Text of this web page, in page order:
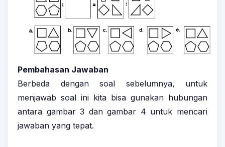
Pembahasan Jawaban
Berbeda dengan soal sebelumnya, untuk
menjawab soal ini kita bisa gunakan hubungan
antara gambar 3 dan gambar 4 untuk mencari
jawaban yang tepat.